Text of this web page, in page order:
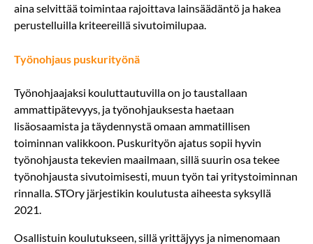
aina selvittää toimintaa rajoittava lainsäädäntö ja hakea
perustelluilla kriteereillä sivutoimilupaa.
Työnohjaus puskurityönä
Työnohjaajaksi kouluttautuvilla on jo taustallaan
ammattipätevyys, ja työnohjauksesta haetaan
lisäosaamista ja täydennystä omaan ammatillisen
toiminnan valikkoon. Puskurityön ajatus sopii hyvin
työnohjausta tekevien maailmaan, sillä suurin osa tekee
työnohjausta sivutoimisesti, muun työn tai yritystoiminnan
rinnalla. STOry järjestikin koulutusta aiheesta syksyllä
2021.
Osallistuin koulutukseen, sillä yrittäjyys ja nimenomaan